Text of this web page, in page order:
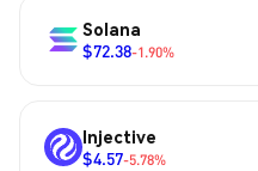
Solana
$72.38-1.90%
Injective
$4.57-5.78%